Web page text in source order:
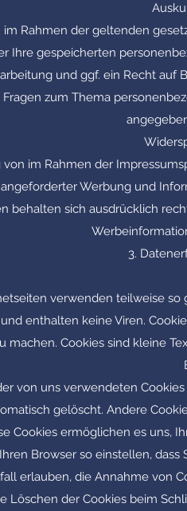
im Rahmen der geltenden
Ihre gespeicherten
und ggf. ein Recht auf
zum Thema
von im Rahmen der
Werbung und
behalten sich ausdrücklich
3.
verwenden teilweise so
enthalten keine Viren.
machen. Cookies sind kleine
von uns verwendeten
gelöscht. Andere
Cookies ermöglichen es uns,
Browser so einstellen,
erlauben, die Annahme von
Löschen der Cookies beim